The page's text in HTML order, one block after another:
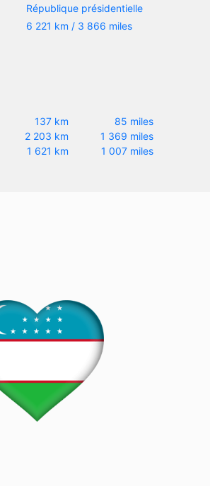
République présidentielle
6 221 km / 3 866 miles
137 km
85 miles
2 203 km
1 369 miles
1 621 km 1 007 miles